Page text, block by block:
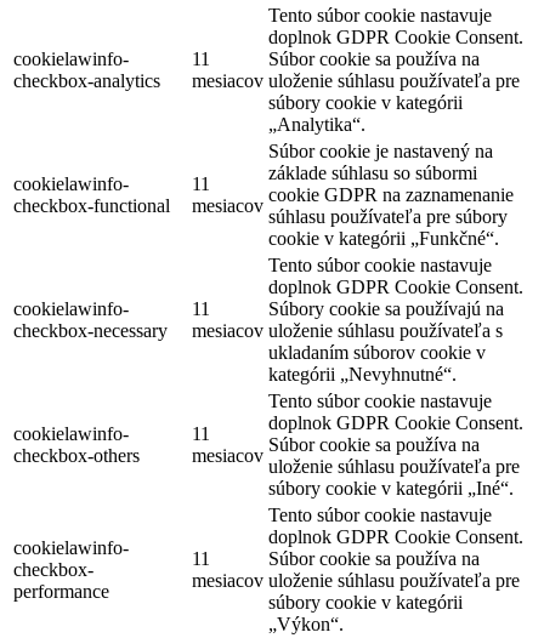
cookielawinfo-
checkbox-analytics
11
mesiacov
Tento súbor cookie nastavuje
doplnok GDPR Cookie Consent.
Súbor cookie sa používa na
uloženie súhlasu používateľa pre
súbory cookie v kategórii
„Analytika“.
cookielawinfo-
checkbox-functional
11
mesiacov
Súbor cookie je nastavený na
základe súhlasu so súbormi
cookie GDPR na zaznamenanie
súhlasu používateľa pre súbory
cookie v kategórii „Funkčné“.
cookielawinfo-
checkbox-necessary
11
mesiacov
Tento súbor cookie nastavuje
doplnok GDPR Cookie Consent.
Súbory cookie sa používajú na
uloženie súhlasu používateľa s
ukladaním súborov cookie v
kategórii „Nevyhnutné“.
cookielawinfo-
checkbox-others
11
mesiacov
Tento súbor cookie nastavuje
doplnok GDPR Cookie Consent.
Súbor cookie sa používa na
uloženie súhlasu používateľa pre
súbory cookie v kategórii „Iné“.
cookielawinfo-
checkbox-
performance
11
mesiacov
Tento súbor cookie nastavuje
doplnok GDPR Cookie Consent.
Súbor cookie sa používa na
uloženie súhlasu používateľa pre
súbory cookie v kategórii
„Výkon“.